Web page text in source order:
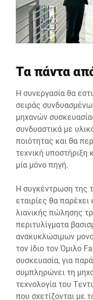
Τα πάντα
Η συνεργασία θα
σειράς
μηχανών
συνδυαστικά με
ποιότητας και θα
τεχνική υποστήριξη
μία μόνο πηγή.
Η συγκέντρωση της
εταιρίες θα
λιανικής πώλησης
περιτυλίγματα
ανακυκλώσιμων
τον ίδιο τον Όμιλο
συσκευασία, για
συμπληρώνει τη
τεχνολογία του
που σχετίζονται με